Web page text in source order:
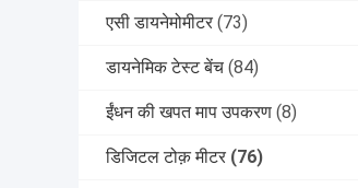
एसी डायनेमोमीटर (73)
डायनेमिक टेस्ट बेंच (84)
ईंधन की खपत माप उपकरण (8)
डिजिटल टोक़ मीटर (76)